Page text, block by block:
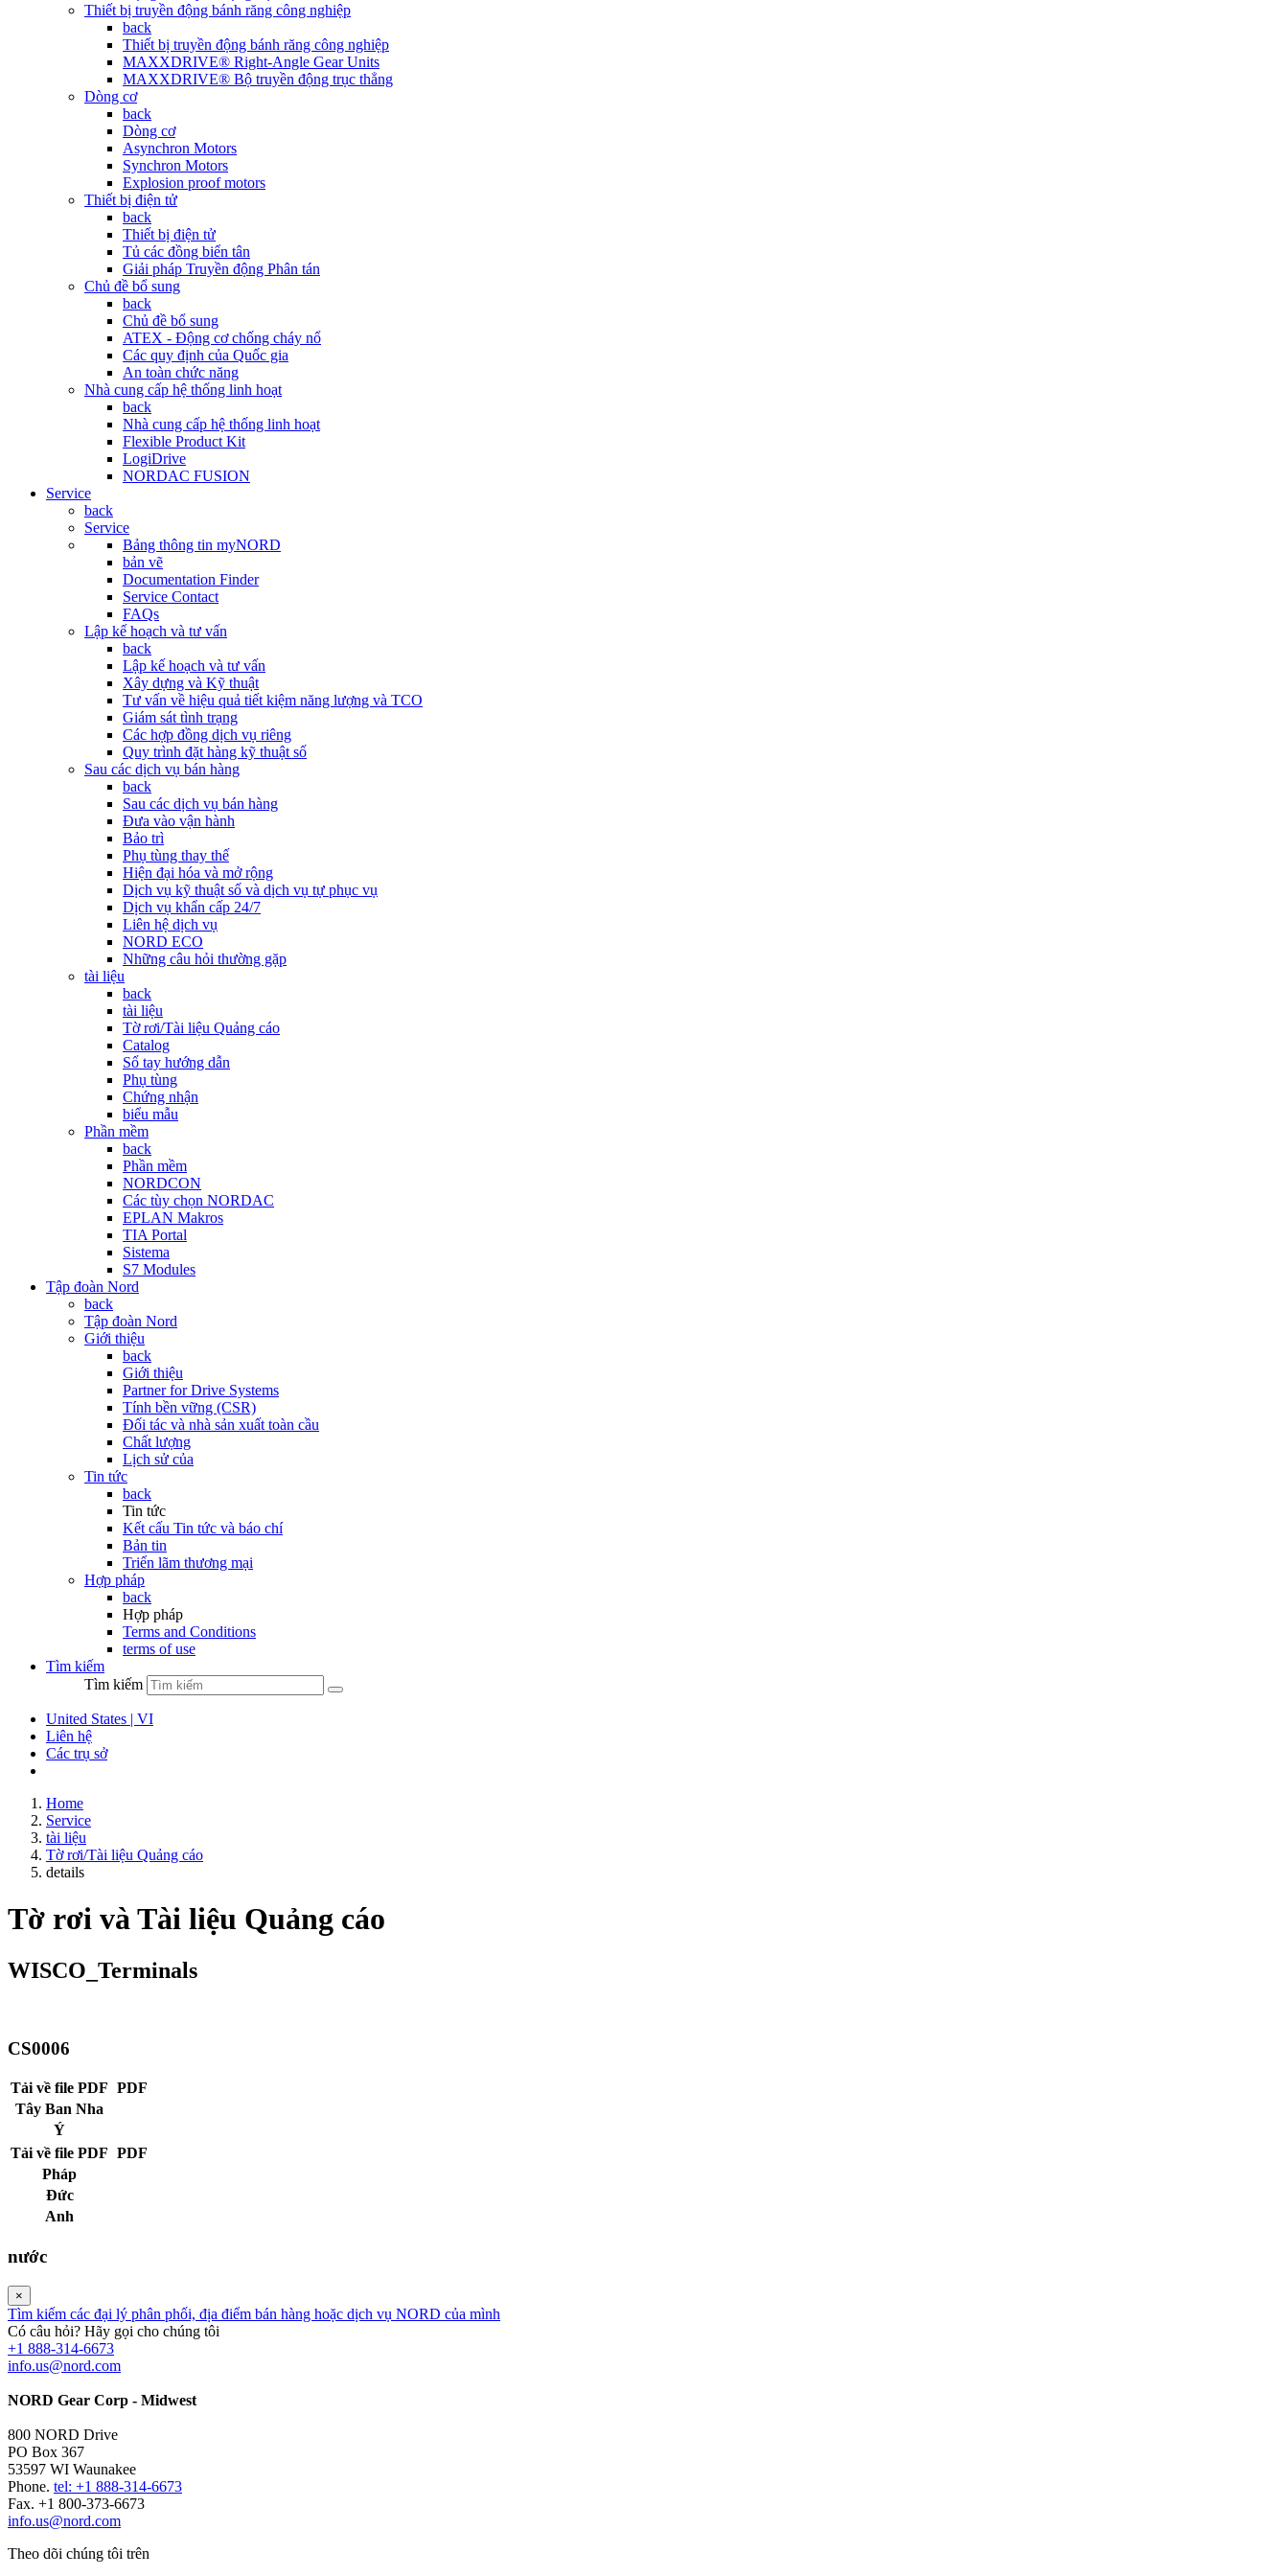
Thiết bị truyền động bánh răng công nghiệp
back
Thiết bị truyền động bánh răng công nghiệp
MAXXDRIVE® Right-Angle Gear Units
MAXXDRIVE® Bộ truyền động trục thẳng
Dòng cơ
back
Dòng cơ
Asynchron Motors
Synchron Motors
Explosion proof motors
Thiết bị điện tử
back
Thiết bị điện tử
Tủ các đồng biển tân
Giải pháp Truyền động Phân tán
Chủ đề bổ sung
back
Chủ đề bổ sung
ATEX - Động cơ chống cháy nổ
Các quy định của Quốc gia
An toàn chức năng
Nhà cung cấp hệ thống linh hoạt
back
Nhà cung cấp hệ thống linh hoạt
Flexible Product Kit
LogiDrive
NORDAC FUSION
Service
back
Service
Bảng thông tin myNORD
bản vẽ
Documentation Finder
Service Contact
FAQs
Lập kế hoạch và tư vấn
back
Lập kế hoạch và tư vấn
Xây dựng và Kỹ thuật
Tư vấn về hiệu quả tiết kiệm năng lượng và TCO
Giám sát tình trạng
Các hợp đồng dịch vụ riêng
Quy trình đặt hàng kỹ thuật số
Sau các dịch vụ bán hàng
back
Sau các dịch vụ bán hàng
Đưa vào vận hành
Bảo trì
Phụ tùng thay thế
Hiện đại hóa và mở rộng
Dịch vụ kỹ thuật số và dịch vụ tự phục vụ
Dịch vụ khẩn cấp 24/7
Liên hệ dịch vụ
NORD ECO
Những câu hỏi thường gặp
tài liệu
back
tài liệu
Tờ rơi/Tài liệu Quảng cáo
Catalog
Sổ tay hướng dẫn
Phụ tùng
Chứng nhận
biểu mẫu
Phần mềm
back
Phần mềm
NORDCON
Các tùy chọn NORDAC
EPLAN Makros
TIA Portal
Sistema
S7 Modules
Tập đoàn Nord
back
Tập đoàn Nord
Giới thiệu
back
Giới thiệu
Partner for Drive Systems
Tính bền vững (CSR)
Đối tác và nhà sản xuất toàn cầu
Chất lượng
Lịch sử của
Tin tức
back
Tin tức
Kết cấu Tin tức và báo chí
Bản tin
Triển lãm thương mại
Hợp pháp
back
Hợp pháp
Terms and Conditions
terms of use
Tìm kiếm
Tìm kiếm
United States | VI
Liên hệ
Các trụ sở
Home
Service
tài liệu
Tờ rơi/Tài liệu Quảng cáo
details
Tờ rơi và Tài liệu Quảng cáo
WISCO_Terminals
CS0006
Tải về file PDF PDF
Tây Ban Nha
Ý
Tải về file PDF PDF
Pháp
Đức
Anh
nước
×
Tìm kiếm các đại lý phân phối, địa điểm bán hàng hoặc dịch vụ NORD của mình
Có câu hỏi? Hãy gọi cho chúng tôi
+1 888-314-6673
info.us@nord.com
NORD Gear Corp - Midwest
800 NORD Drive
PO Box 367
53597 WI Waunakee
Phone. tel: +1 888-314-6673
Fax. +1 800-373-6673
info.us@nord.com
Theo dõi chúng tôi trên